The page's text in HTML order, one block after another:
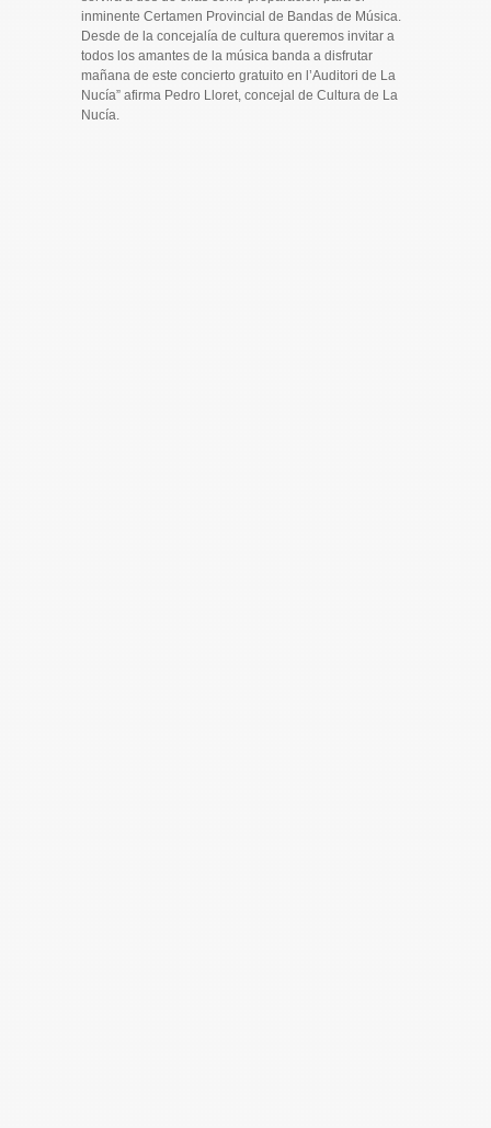
inminente Certamen Provincial de Bandas de Música.
Desde de la concejalía de cultura queremos invitar a
todos los amantes de la música banda a disfrutar
mañana de este concierto gratuito en l’Auditori de La
Nucía” afirma Pedro Lloret, concejal de Cultura de La
Nucía.